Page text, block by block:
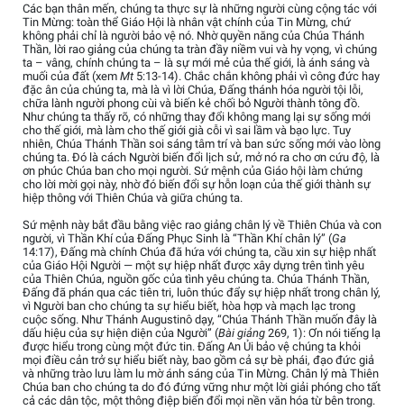
Các bạn thân mến, chúng ta thực sự là những người cùng cộng tác với
Tin Mừng: toàn thể Giáo Hội là nhân vật chính của Tin Mừng, chứ
không phải chỉ là người bảo vệ nó. Nhờ quyền năng của Chúa Thánh
Thần, lời rao giảng của chúng ta tràn đầy niềm vui và hy vọng, vì chúng
ta – vâng, chính chúng ta – là sự mới mẻ của thế giới, là ánh sáng và
muối của đất (xem Mt 5:13-14). Chắc chắn không phải vì công đức hay
đặc ân của chúng ta, mà là vì lời Chúa, Đấng thánh hóa người tội lỗi,
chữa lành người phong cùi và biến kẻ chối bỏ Người thành tông đồ.
Như chúng ta thấy rõ, có những thay đổi không mang lại sự sống mới
cho thế giới, mà làm cho thế giới già cỗi vì sai lầm và bạo lực. Tuy
nhiên, Chúa Thánh Thần soi sáng tâm trí và ban sức sống mới vào lòng
chúng ta. Đó là cách Người biến đổi lịch sử, mở nó ra cho ơn cứu độ, là
ơn phúc Chúa ban cho mọi người. Sứ mệnh của Giáo hội làm chứng
cho lời mời gọi này, nhờ đó biến đổi sự hỗn loạn của thế giới thành sự
hiệp thông với Thiên Chúa và giữa chúng ta.
Sứ mệnh này bắt đầu bằng việc rao giảng chân lý về Thiên Chúa và con
người, vì Thần Khí của Đấng Phục Sinh là “Thần Khí chân lý” (Ga
14:17), Đấng mà chính Chúa đã hứa với chúng ta, cầu xin sự hiệp nhất
của Giáo Hội Người — một sự hiệp nhất được xây dựng trên tình yêu
của Thiên Chúa, nguồn gốc của tình yêu chúng ta. Chúa Thánh Thần,
Đấng đã phán qua các tiên tri, luôn thúc đẩy sự hiệp nhất trong chân lý,
vì Người ban cho chúng ta sự hiểu biết, hòa hợp và mạch lạc trong
cuộc sống. Như Thánh Augustinô dạy, “Chúa Thánh Thần muốn đây là
dấu hiệu của sự hiện diện của Người” (Bài giảng 269, 1): Ơn nói tiếng lạ
được hiểu trong cùng một đức tin. Đấng An Ủi bảo vệ chúng ta khỏi
mọi điều cản trở sự hiểu biết này, bao gồm cả sự bè phái, đạo đức giả
và những trào lưu làm lu mờ ánh sáng của Tin Mừng. Chân lý mà Thiên
Chúa ban cho chúng ta do đó đứng vững như một lời giải phóng cho tất
cả các dân tộc, một thông điệp biến đổi mọi nền văn hóa từ bên trong.